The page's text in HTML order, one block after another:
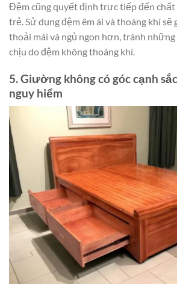
Đệm cũng quyết định trực tiếp đến chất
trẻ. Sử dụng đệm êm ái và thoáng khí sẽ
thoải mái và ngủ ngon hơn, tránh
chịu do đệm không thoáng khí.
5. Giường không có góc cạnh
nguy hiểm